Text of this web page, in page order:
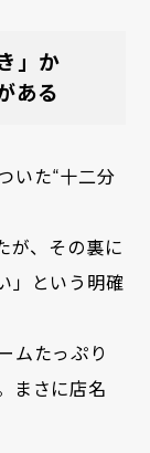
」か
ある
いた“十二分
が、その裏に
」という明確
ムたっぷり
まさに店名